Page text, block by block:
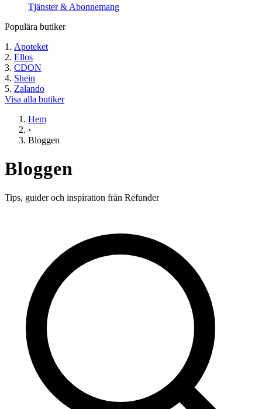
Tjänster & Abonnemang
Populära butiker
Apoteket
Ellos
CDON
Shein
Zalando
Visa alla butiker
Hem
›
Bloggen
Bloggen
Tips, guider och inspiration från Refunder